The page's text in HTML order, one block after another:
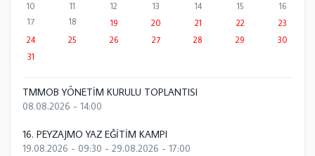
10
11 12 13 14 15
16
17
18 19 20 21 22
23
24
25 26 27 28 29
30
31
TMMOB YÖNETİM KURULU TOPLANTISI
08.08.2026 - 14:00
16. PEYZAJMO YAZ EĞİTİM KAMPI
19.08.2026 - 09:30 - 29.08.2026 - 17:00